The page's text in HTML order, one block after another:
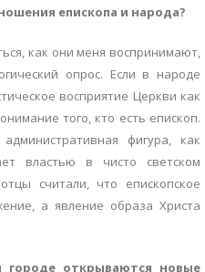
епископа и народа?
как они меня воспринимают,
опрос. Если в народе
восприятие Церкви как
того, кто есть епископ.
фигура, как
властью в чисто светском
считали, что епископское
а явление образа Христа
открываются новые